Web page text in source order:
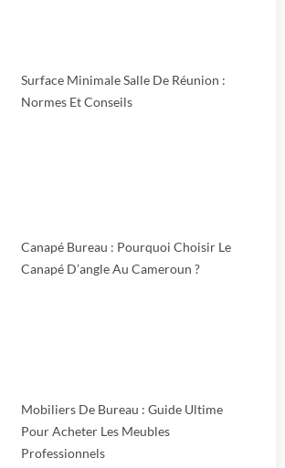
Surface Minimale Salle De Réunion :
Normes Et Conseils
Canapé Bureau : Pourquoi Choisir Le
Canapé D’angle Au Cameroun ?
Mobiliers De Bureau : Guide Ultime
Pour Acheter Les Meubles
Professionnels